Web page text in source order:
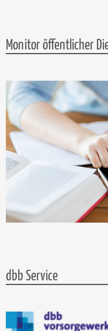
Monitor öffentlicher
dbb Service